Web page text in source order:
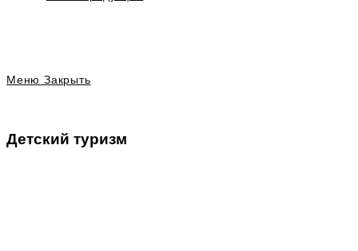
Меню Закрыть
Детский туризм